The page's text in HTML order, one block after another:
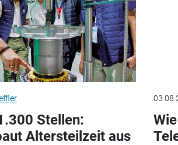
Stellen:
Altersteilzeit aus